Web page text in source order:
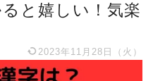
ると嬉しい！気楽
2023年11月28日（火）